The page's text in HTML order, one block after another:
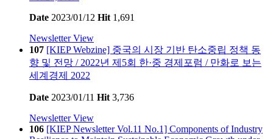
Date 2023/01/12 Hit 1,691
Newsletter View
107 [KIEP Webzine] 중국의 시장 기반 탄소중립 정책 동
향 및 전망 / 2022년 제5회 한·중 경제포럼 / 만화로 보는
세계경제 2022
Date 2023/01/11 Hit 3,736
Newsletter View
106 [KIEP Newsletter Vol.11 No.1] Components of Industry